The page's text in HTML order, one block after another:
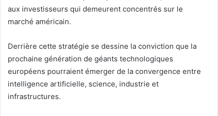
aux investisseurs qui demeurent concentrés sur le
marché américain.
Derrière cette stratégie se dessine la conviction que la
prochaine génération de géants technologiques
européens pourraient émerger de la convergence entre
intelligence artificielle, science, industrie et
infrastructures.